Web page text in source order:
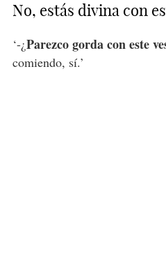
No, estás divina con
‘-¿Parezco gorda con este
comiendo, sí.’